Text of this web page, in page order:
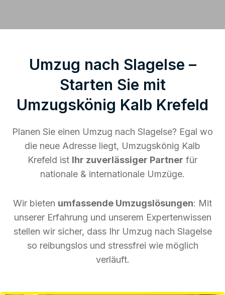
Umzug nach Slagelse –
Starten Sie mit
Umzugskönig Kalb Krefeld
Planen Sie einen Umzug nach Slagelse? Egal wo
die neue Adresse liegt, Umzugskönig Kalb
Krefeld ist Ihr zuverlässiger Partner für
nationale & internationale Umzüge.
Wir bieten umfassende Umzugslösungen: Mit
unserer Erfahrung und unserem Expertenwissen
stellen wir sicher, dass Ihr Umzug nach Slagelse
so reibungslos und stressfrei wie möglich
verläuft.